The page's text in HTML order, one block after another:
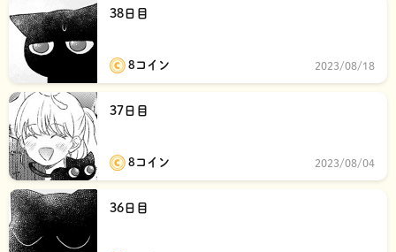
38日目
8コイン 2023/08/18
37日目
8コイン 2023/08/04
36日目